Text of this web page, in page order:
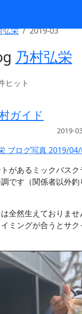
弘栄 2019-03
乃村弘栄
ヒット
ガイド
2019-
があるミックバスク
です（関係者以外釣
全然生えておりませ
ミングが合うとサク